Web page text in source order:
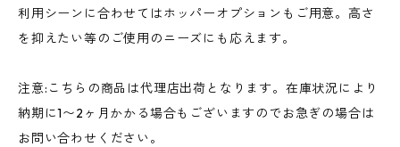
利用シーンに合わせてはホッパーオプションもご用意。高さ
を抑えたい等のご使用のニーズにも応えます。
注意:こちらの商品は代理店出荷となります。在庫状況により
納期に1〜2ヶ月かかる場合もございますのでお急ぎの場合は
お問い合わせください。